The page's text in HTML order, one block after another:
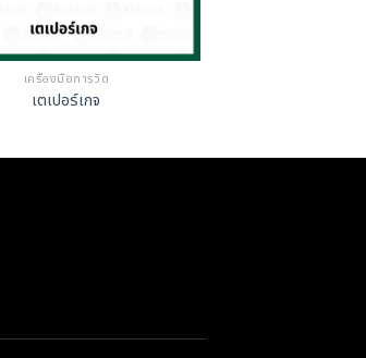
เครื่องมือการวัด
เตเปอร์เกจ